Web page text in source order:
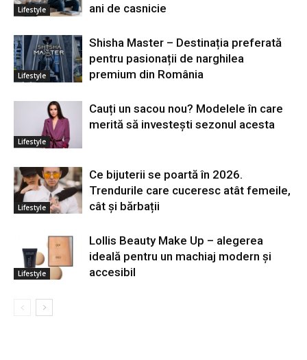
Lifestyle
ani de casnicie
Lifestyle
Shisha Master – Destinația preferată
pentru pasionații de narghilea
premium din România
Lifestyle
Cauți un sacou nou? Modelele în care
merită să investești sezonul acesta
Lifestyle
Ce bijuterii se poartă în 2026.
Trendurile care cuceresc atât femeile,
cât și bărbații
Lifestyle
Lollis Beauty Make Up – alegerea
ideală pentru un machiaj modern și
accesibil